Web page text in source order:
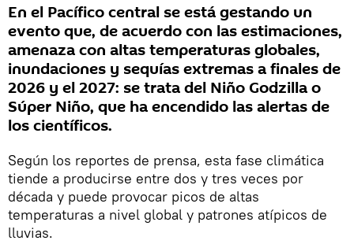
En el Pacífico central se está gestando un
evento que, de acuerdo con las estimaciones,
amenaza con altas temperaturas globales,
inundaciones y sequías extremas a finales de
2026 y el 2027: se trata del Niño Godzilla o
Súper Niño, que ha encendido las alertas de
los científicos.
Según los reportes de prensa, esta fase climática
tiende a producirse entre dos y tres veces por
década y puede provocar picos de altas
temperaturas a nivel global y patrones atípicos de
lluvias.